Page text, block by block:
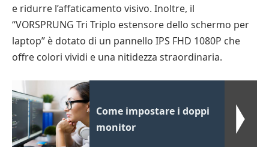
e ridurre l’affaticamento visivo. Inoltre, il
“VORSPRUNG Tri Triplo estensore dello schermo per
laptop” è dotato di un pannello IPS FHD 1080P che
offre colori vividi e una nitidezza straordinaria.
Come impostare i doppi
monitor